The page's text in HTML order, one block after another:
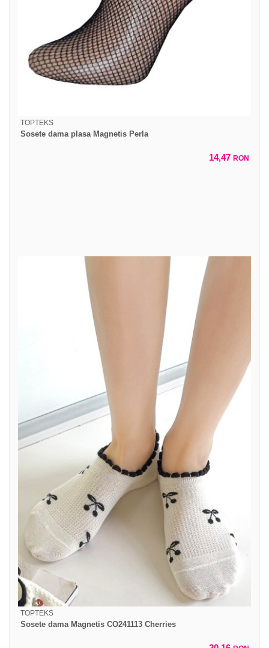
TOPTEKS
Sosete dama plasa Magnetis Perla
14,47 RON
TOPTEKS
Sosete dama Magnetis CO241113 Cherries